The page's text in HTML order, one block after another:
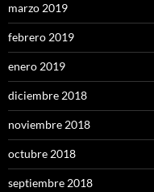
marzo 2019
febrero 2019
enero 2019
diciembre 2018
noviembre 2018
octubre 2018
septiembre 2018